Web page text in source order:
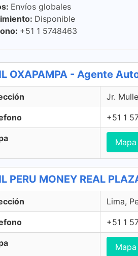
Envíos globales
Disponible
+51 1 5748463
OXAPAMPA - Agente
Jr.
+51 1
Mapa
PERU MONEY REAL
Lima,
+51 1
Mapa